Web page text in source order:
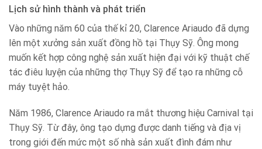
Lịch sử hình thành và phát triển
Vào những năm 60 của thế kỉ 20, Clarence Ariaudo đã dựng
lên một xưởng sản xuất đồng hồ tại Thụy Sỹ. Ông mong
muốn kết hợp công nghệ sản xuất hiện đại với kỹ thuật chế
tác điêu luyện của những thợ Thụy Sỹ để tạo ra những cỗ
máy tuyệt hảo.
Năm 1986, Clarence Ariaudo ra mắt thương hiệu Carnival tại
Thụy Sỹ. Từ đây, ông tạo dựng được danh tiếng và địa vị
trong giới đến mức một số nhà sản xuất đình đám như